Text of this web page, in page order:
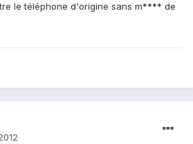
le téléphone d'origine sans m**** de